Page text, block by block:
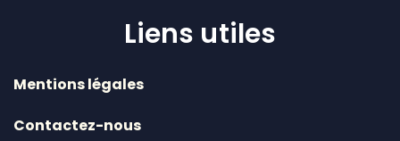
Liens utiles
Mentions légales
Contactez-nous